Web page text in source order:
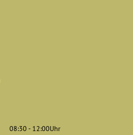
08:30 - 12:00Uhr